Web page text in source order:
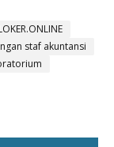
staf akuntansi